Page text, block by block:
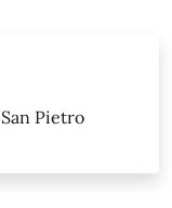
Pietro